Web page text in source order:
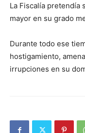
La Fiscalía pretendía
mayor en su grado
Durante todo ese
hostigamiento,
irrupciones en su